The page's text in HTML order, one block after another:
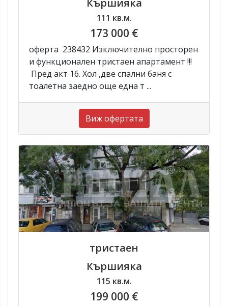
111 кв.м.
173 000 €
оферта 238432 Изключително просторен
и функционален тристаен апартамент !!!
Пред акт 16. Хол ,две спални баня с
тоалетна заедно още една т ...
Виж офертата
тристаен
Кършияка
115 кв.м.
199 000 €